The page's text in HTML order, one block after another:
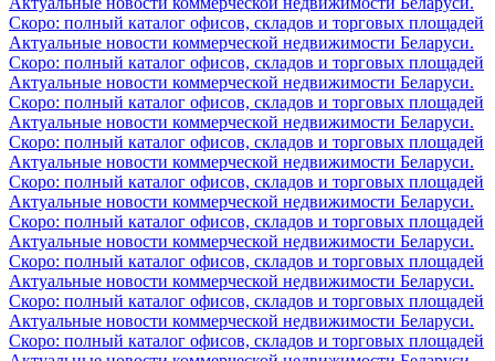
Скоро: полный каталог офисов, складов и торговых площадей
Актуальные новости коммерческой недвижимости Беларуси.
Скоро: полный каталог офисов, складов и торговых площадей
Актуальные новости коммерческой недвижимости Беларуси.
Скоро: полный каталог офисов, складов и торговых площадей
Актуальные новости коммерческой недвижимости Беларуси.
Скоро: полный каталог офисов, складов и торговых площадей
Актуальные новости коммерческой недвижимости Беларуси.
Скоро: полный каталог офисов, складов и торговых площадей
Актуальные новости коммерческой недвижимости Беларуси.
Скоро: полный каталог офисов, складов и торговых площадей
Актуальные новости коммерческой недвижимости Беларуси.
Скоро: полный каталог офисов, складов и торговых площадей
Актуальные новости коммерческой недвижимости Беларуси.
Скоро: полный каталог офисов, складов и торговых площадей
Актуальные новости коммерческой недвижимости Беларуси.
Скоро: полный каталог офисов, складов и торговых площадей